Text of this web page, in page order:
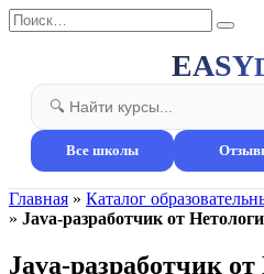
Перейти
к
Search
for:
EASY
Все школы
Главная » Каталог
» Java-разработчик от
Java-разработчик